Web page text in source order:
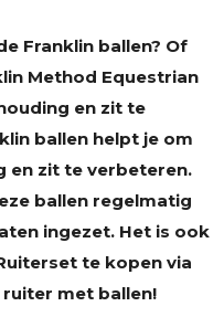
Franklin ballen? Of
Method Equestrian
en zit te
ballen helpt je om
en zit te verbeteren.
ballen regelmatig
ingezet. Het is ook
te kopen via
ruiter met ballen!